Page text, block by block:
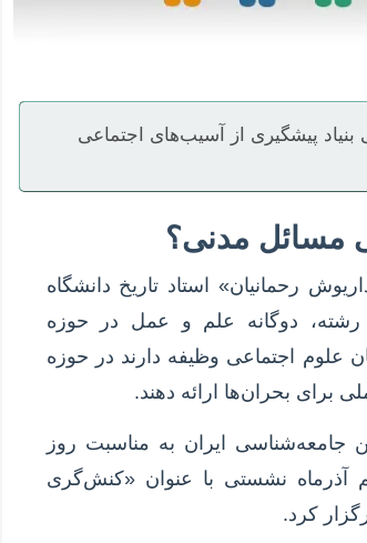
پیشگیری از آسیب‌های اجتماعی
مسائل مدنی؟
رحمانیان» استاد تاریخ دانشگاه
دوگانه علم و عمل در حوزه
اجتماعی وظیفه دارند در حوزه
برای بحران‌ها ارائه دهند.
جامعه‌شناسی ایران به مناسبت روز
آذرماه نشستی با عنوان «کنش‌گری
کرد.